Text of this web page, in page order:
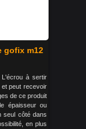
gofix m12
à sertir
et peut recevoir
de ce produit
épaisseur ou
seul côté dans
en plus